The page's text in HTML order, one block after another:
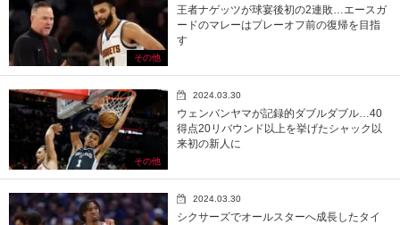
その他
王者ナゲッツが球宴後初の2連敗…エースガ
ードのマレーはプレーオフ前の復帰を目指
す
その他
2024.03.30
ウェンバンヤマが記録的ダブルダブル…40
得点20リバウンド以上を挙げたシャック以
来初の新人に
2024.03.30
シクサーズでオールスターへ成長したタイ